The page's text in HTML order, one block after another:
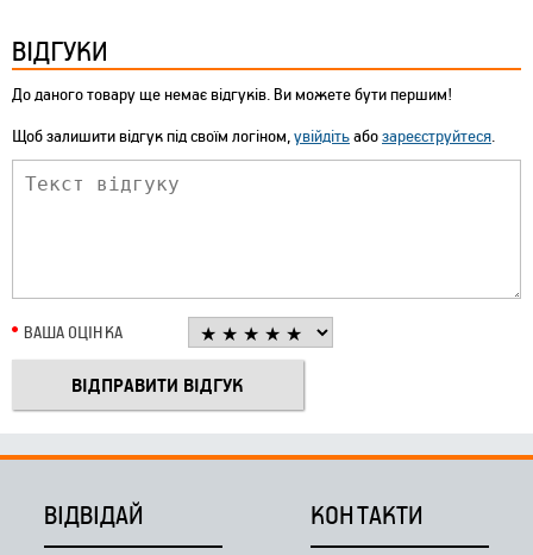
ВІДГУКИ
До даного товару ще немає відгуків. Ви можете бути першим!
Щоб залишити відгук під своїм логіном,увійдітьабозареєструйтеся.
ВАША ОЦІНКА
ВІДВІДАЙ КОНТАКТИ